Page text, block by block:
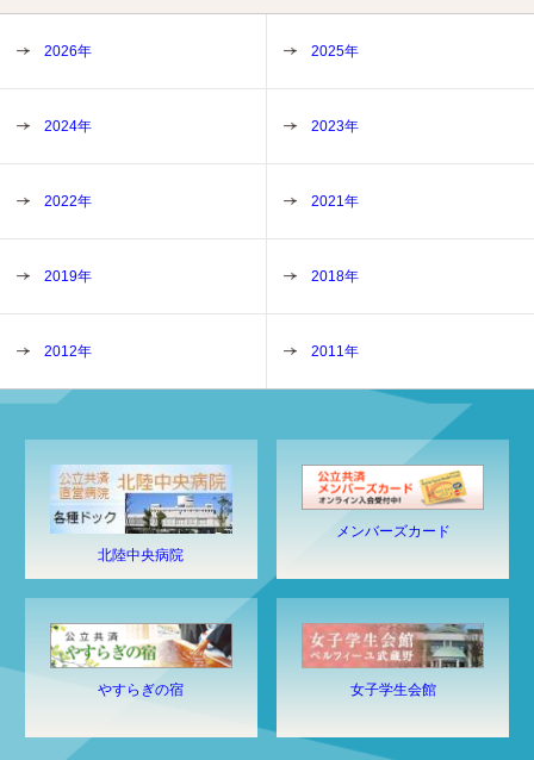
2026年 2025年
2024年 2023年
2022年 2021年
2019年 2018年
2012年 2011年
北陸中央病院
メンバーズカード
やすらぎの宿 女子学生会館